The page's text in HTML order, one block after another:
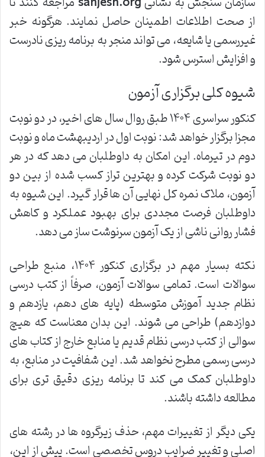
از صحت اطلاعات اطمینان حاصل نمایند. هرگونه خبر
غیررسمی یا شایعه، می تواند منجر به برنامه ریزی نادرست
و افزایش استرس شود.
شیوه کلی برگزاری آزمون
کنکور سراسری ۱۴۰۴ طبق روال سال های اخیر، در دو نوبت
مجزا برگزار خواهد شد: نوبت اول در اردیبهشت ماه و نوبت
دوم در تیرماه. این امکان به داوطلبان می دهد که در هر
دو نوبت شرکت کرده و بهترین تراز کسب شده از بین دو
آزمون، ملاک نمره کل نهایی آن ها قرار گیرد. این شیوه به
داوطلبان فرصت مجددی برای بهبود عملکرد و کاهش
فشار روانی ناشی از یک آزمون سرنوشت ساز می دهد.
نکته بسیار مهم در برگزاری کنکور ۱۴۰۴، منبع طراحی
سوالات است. تمامی سوالات آزمون، صرفاً از کتب درسی
نظام جدید آموزش متوسطه (پایه های دهم، یازدهم و
دوازدهم) طراحی می شوند. این بدان معناست که هیچ
سوالی از کتب درسی نظام قدیم یا منابع خارج از کتاب های
درسی رسمی مطرح نخواهد شد. این شفافیت در منابع، به
داوطلبان کمک می کند تا برنامه ریزی دقیق تری برای
مطالعه داشته باشند.
یکی دیگر از تغییرات مهم، حذف زیرگروه ها در رشته های
اصلی و تغییر ضرایب دروس تخصصی است. پیش از این،